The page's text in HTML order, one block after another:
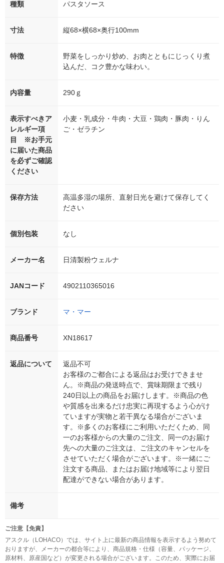
種類 パスタソース
寸法 縦68×横68×奥行100mm
特徴
野菜をしっかり炒め、お肉とともにじっくり煮
込んだ、コク豊かな味わい。
内容量 290ｇ
表示すべきア
レルギー項
目 ※お手元
に届いた商品
を必ずご確認
ください
小麦・乳成分・牛肉・大豆・鶏肉・豚肉・りん
ご・ゼラチン
保存方法
高温多湿の場所、直射日光を避けて保存してく
ださい
個別包装 なし
メーカー名 日清製粉ウェルナ
JANコード 4902110365016
ブランド マ・マー
商品番号 XN18617
返品について
返品不可
お客様のご都合による返品はお受けできませ
ん。※商品の発送時点で、賞味期限まで残り
240日以上の商品をお届けします。※商品の色
や質感を出来るだけ忠実に再現するよう心がけ
ていますが実物と若干異なる場合がございま
す。※多くのお客様にご利用いただくため、同
一のお客様からの大量のご注文、同一のお届け
先への大量のご注文は、ご注文のキャンセルを
させていただく場合がございます。※一緒にご
注文する商品、またはお届け地域等により翌日
配達ができない場合があります。
備考
ご注意【免責】
アスクル（LOHACO）では、サイト上に最新の商品情報を表示するよう努めて
おりますが、メーカーの都合等により、商品規格・仕様（容量、パッケージ、
原材料、原産国など）が変更される場合がございます。このため、実際にお届